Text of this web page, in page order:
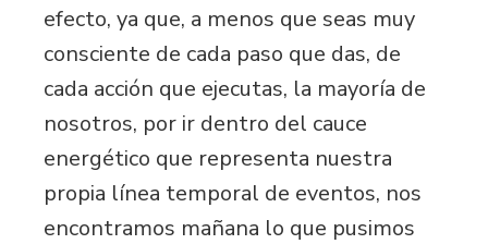
efecto, ya que, a menos que seas muy
consciente de cada paso que das, de
cada acción que ejecutas, la mayoría de
nosotros, por ir dentro del cauce
energético que representa nuestra
propia línea temporal de eventos, nos
encontramos mañana lo que pusimos